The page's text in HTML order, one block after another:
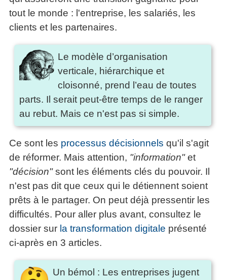
tout le monde : l'entreprise, les salariés, les
clients et les partenaires.
Le modèle d’organisation
verticale, hiérarchique et
cloisonné, prend l’eau de toutes
parts. Il serait peut-être temps de le ranger
au rebut. Mais ce n'est pas si simple.
Ce sont les processus décisionnels qu'il s'agit
de réformer. Mais attention, "information"et
"décision"sont les éléments clés du pouvoir. Il
n'est pas dit que ceux qui le détiennent soient
prêts à le partager. On peut déjà pressentir les
difficultés. Pour aller plus avant, consultez le
dossier sur la transformation digitale présenté
ci-après en 3 articles.
Un bémol : Les entreprises jugent